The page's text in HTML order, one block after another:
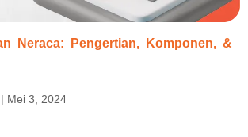
Neraca: Pengertian, Komponen, &
| Mei 3, 2024